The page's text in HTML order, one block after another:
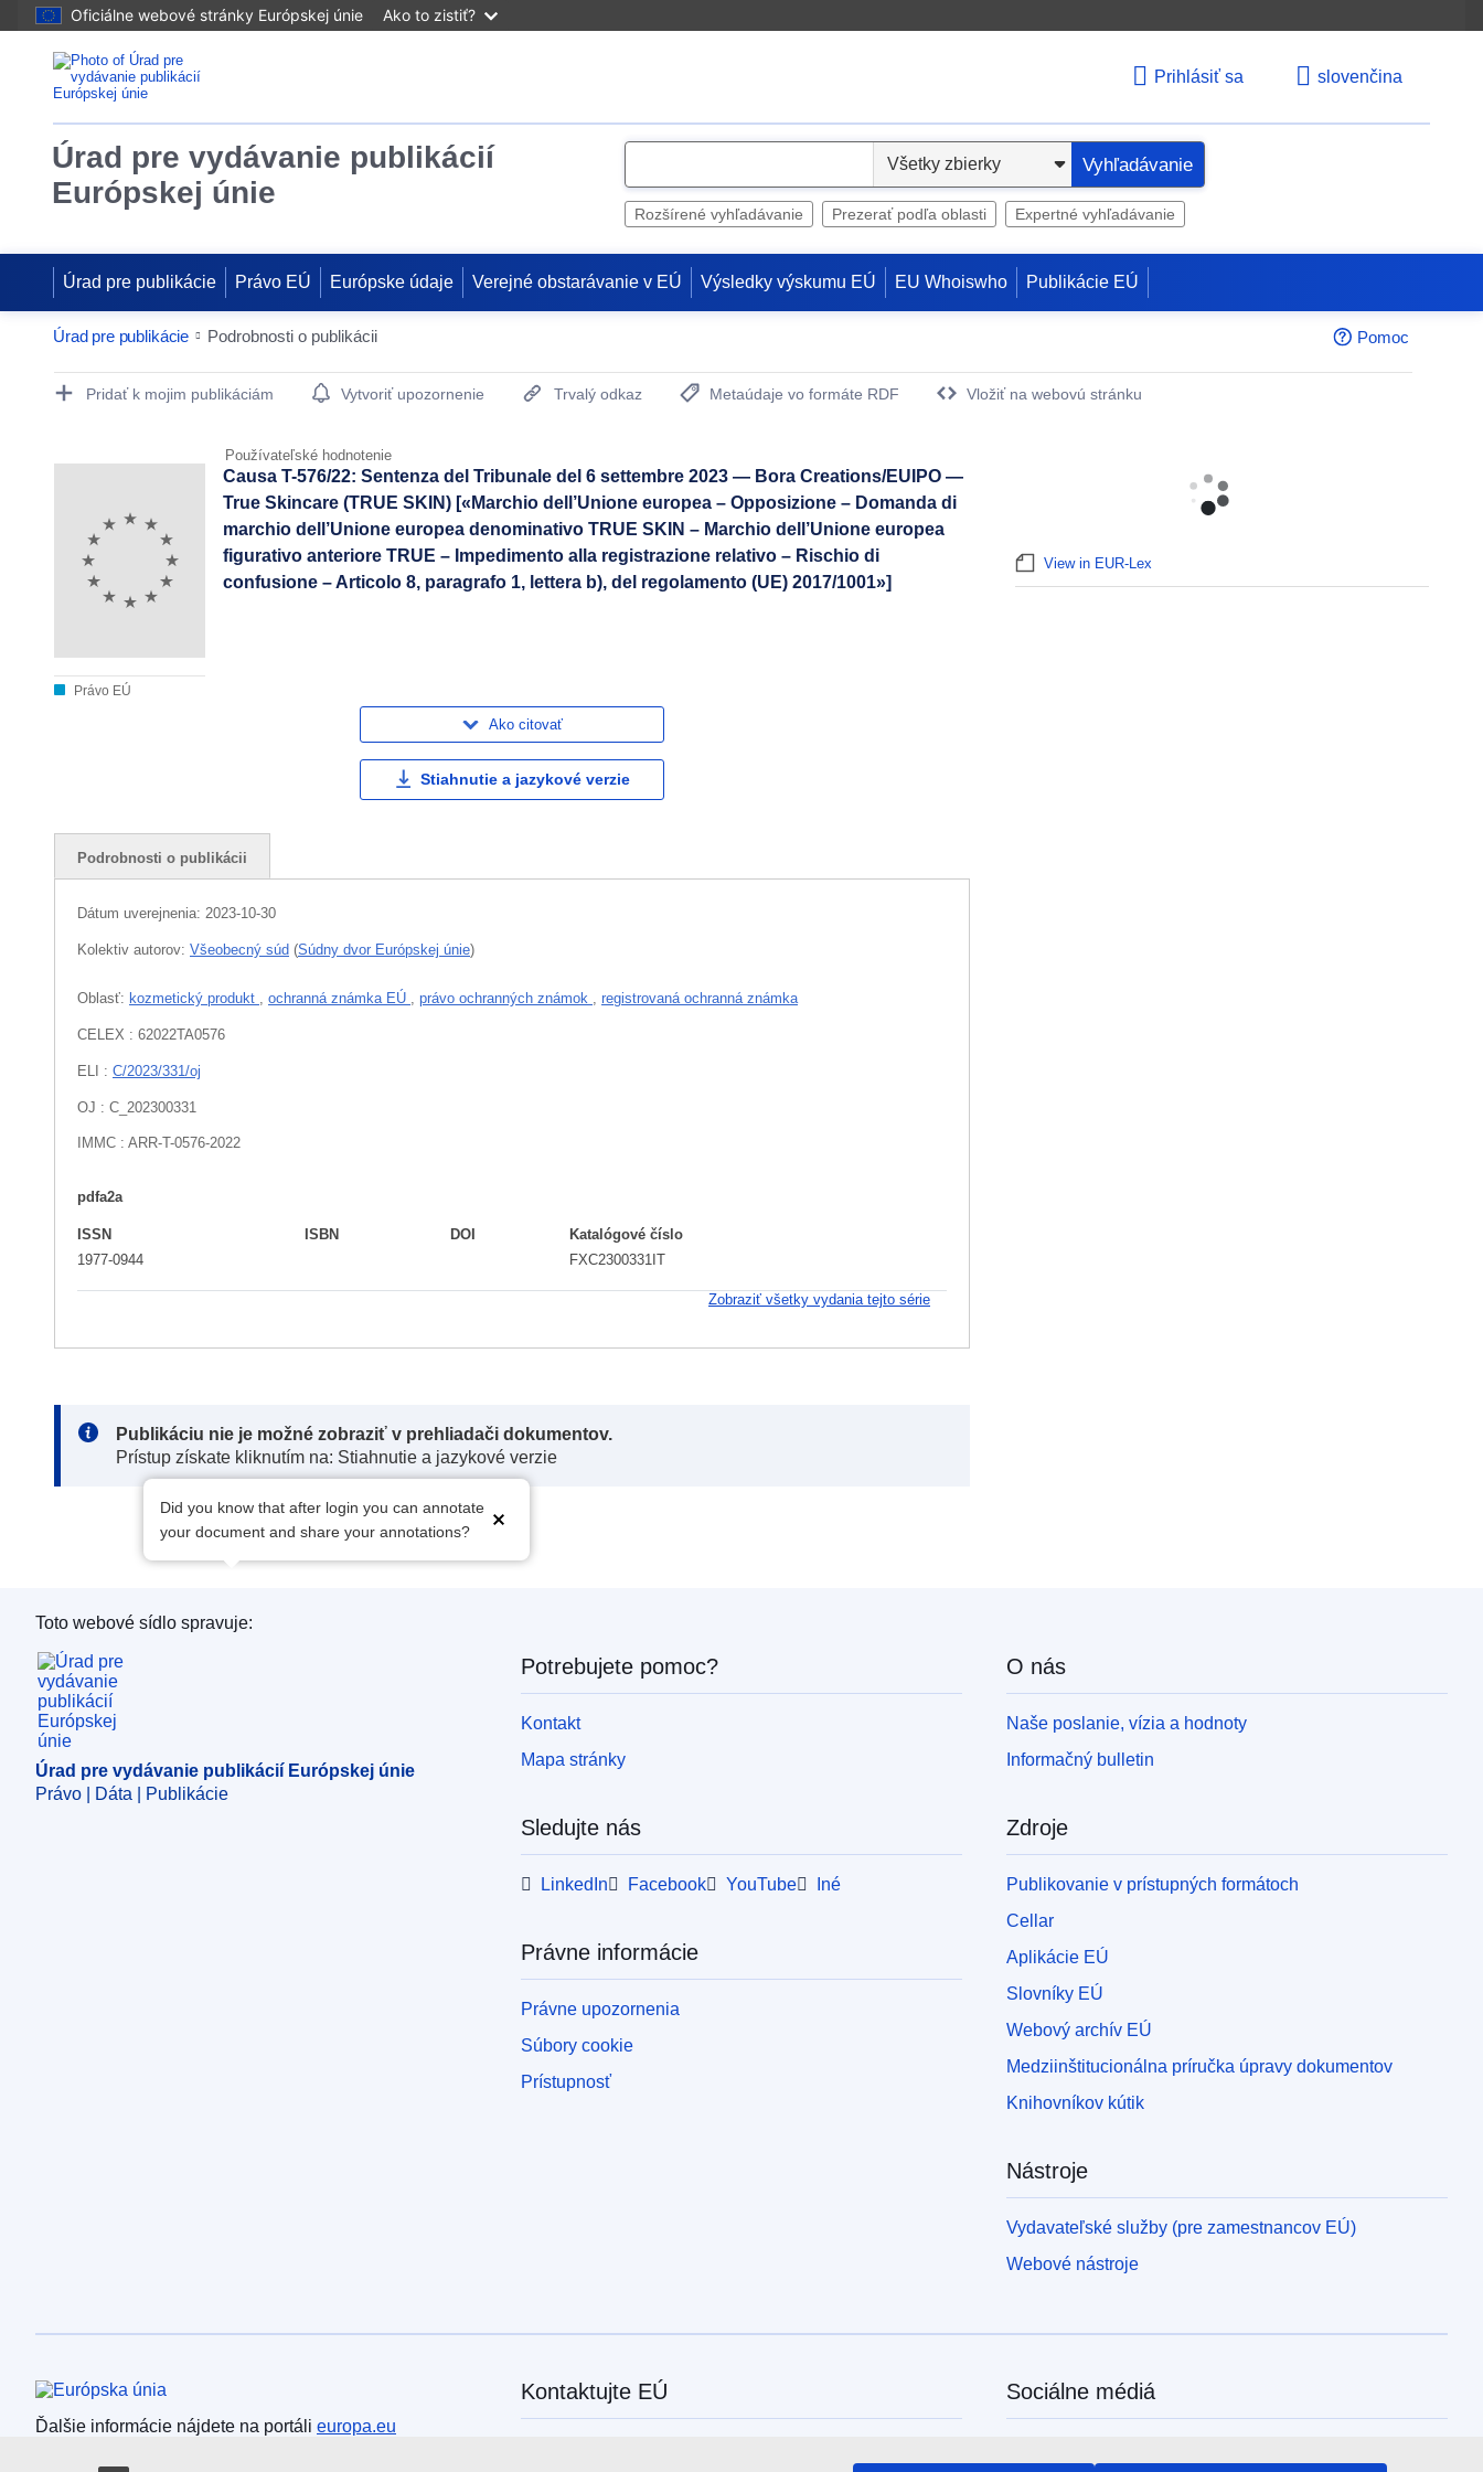
Oficiálne webové stránky Európskej únie Ako to zistiť?
Prihlásiť sa slovenčina
Úrad pre vydávanie publikácií
Európskej únie
e
Vyhľadávanie
Rozšírené vyhľadávanie Prezerať podľa oblasti Expertné vyhľadávanie
Úrad pre publikácie Právo EÚ Európske údaje Verejné obstarávanie v EÚ Výsledky výskumu EÚ EU Whoiswho Publikácie EÚ
Úrad pre publikácie Podrobnosti o publikácii Pomoc
Publication Detail Actions Portlet
Pridať k mojim publikáciám Vytvoriť upozornenie Trvalý odkaz
Metaúdaje vo formáte RDF
Vložiť na webovú stránku
Používateľské hodnotenie
Právo EÚ
Causa T-576/22: Sentenza del Tribunale del 6 settembre 2023 — Bora Creations/EUIPO —
True Skincare (TRUE SKIN) [«Marchio dell’Unione europea – Opposizione – Domanda di
marchio dell’Unione europea denominativo TRUE SKIN – Marchio dell’Unione europea
figurativo anteriore TRUE – Impedimento alla registrazione relativo – Rischio di
confusione – Articolo 8, paragrafo 1, lettera b), del regolamento (UE) 2017/1001»]
Ako citovať
Stiahnutie a jazykové verzie
Podrobnosti o publikácii
Dátum uverejnenia: 2023-10-30
Kolektiv autorov: Všeobecný súd (Súdny dvor Európskej únie)
Oblasť: kozmetický produkt , ochranná známka EÚ , právo ochranných známok , registrovaná ochranná známka
CELEX : 62022TA0576
ELI : C/2023/331/oj
OJ : C_202300331
IMMC : ARR-T-0576-2022
pdfa2a
ISSN
1977-0944
ISBN DOI
Katalógové číslo
FXC2300331IT
Zobraziť všetky vydania tejto série
Note:
Publikáciu nie je možné zobraziť v prehliadači dokumentov.
Prístup získate kliknutím na: Stiahnutie a jazykové verzie
Did you know that after login you can annotate
your document and share your annotations?
View in EUR-Lex
Úrad pre vydávanie publikácií Európskej únie
Toto webové sídlo spravuje:
Úrad pre vydávanie publikácií Európskej únie
Právo | Dáta | Publikácie
Potrebujete pomoc?
Kontakt
Mapa stránky
Sledujte nás
LinkedIn Facebook YouTube Iné
Právne informácie
Právne upozornenia
Súbory cookie
Prístupnosť
O nás
Naše poslanie, vízia a hodnoty
Informačný bulletin
Zdroje
Publikovanie v prístupných formátoch
Cellar
Aplikácie EÚ
Slovníky EÚ
Webový archív EÚ
Medziinštitucionálna príručka úpravy dokumentov
Knihovníkov kútik
Nástroje
Vydavateľské služby (pre zamestnancov EÚ)
Webové nástroje
Európska únia
Ďalšie informácie nájdete na portáli europa.eu
Kontaktujte EÚ Sociálne médiá